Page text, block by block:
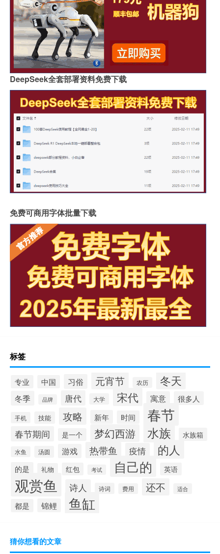
DeepSeek全套部署资料免费下载
免费可商用字体批量下载
标签
专业 中国 习俗 元宵节 农历 冬天
冬季 品牌 唐代 大学 宋代 寓意 很多人
手机 技能 攻略 新年 时间 春节
春节期间 是一个 梦幻西游 水族 水族箱
水鱼 汤圆 游戏 热带鱼 疫情 的人
的是 礼物 红包 考试 自己的 英语
观赏鱼 诗人 诗词 费用 还不 适合
都是 锦鲤 鱼缸
猜你想看的文章